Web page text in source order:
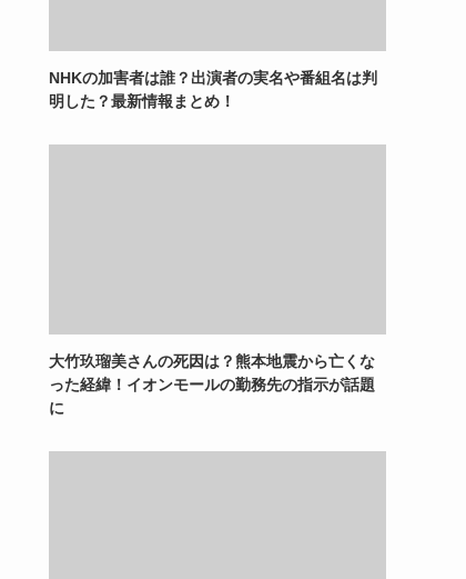
NHKの加害者は誰？出演者の実名や番組名は判
明した？最新情報まとめ！
大竹玖瑠美さんの死因は？熊本地震から亡くな
った経緯！イオンモールの勤務先の指示が話題
に